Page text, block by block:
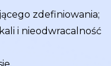
zdefiniowania;
i nieodwracalność